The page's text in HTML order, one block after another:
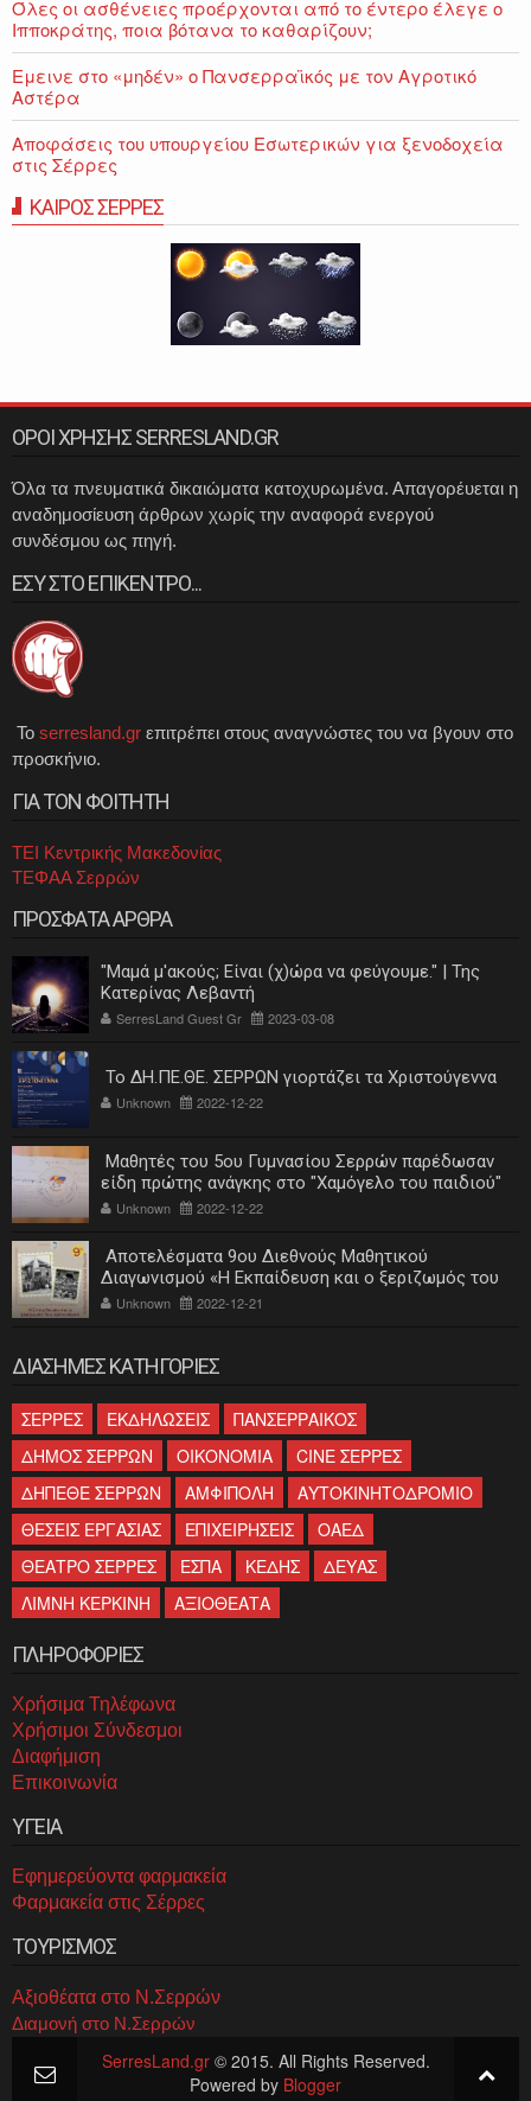
Όλες οι ασθένειες προέρχονται από το έντερο έλεγε ο
Ιπποκράτης, ποια βότανα το καθαρίζουν;
Εμεινε στο «μηδέν» o Πανσερραϊκός με τον Αγροτικό
Αστέρα
Αποφάσεις του υπουργείου Εσωτερικών για ξενοδοχεία
στις Σέρρες
ΚΑΙΡΟΣ ΣΕΡΡΕΣ
ΟΡΟΙ ΧΡΗΣΗΣ SERRESLAND.GR
Όλα τα πνευματικά δικαιώματα κατοχυρωμένα. Απαγορέυεται η
αναδημοσίευση άρθρων χωρίς την αναφορά ενεργού
συνδέσμου ως πηγή.
ΕΣΥ ΣΤΟ ΕΠΙΚΕΝΤΡΟ...
Το serresland.gr επιτρέπει στους αναγνώστες του να βγουν στο
προσκήνιο.
ΓΙΑ ΤΟΝ ΦΟΙΤΗΤΗ
ΤΕΙ Κεντρικής Μακεδονίας
ΤΕΦΑΑ Σερρών
ΠΡΟΣΦΑΤΑ ΑΡΘΡΑ
"Μαμά μ'ακούς; Είναι (χ)ώρα να φεύγουμε." | Της
Κατερίνας Λεβαντή
SerresLand Guest Gr 2023-03-08
Το ΔΗ.ΠΕ.ΘΕ. ΣΕΡΡΩΝ γιορτάζει τα Χριστούγεννα
Unknown 2022-12-22
Μαθητές του 5ου Γυμνασίου Σερρών παρέδωσαν
είδη πρώτης ανάγκης στο "Χαμόγελο του παιδιού"
Unknown 2022-12-22
Αποτελέσματα 9ου Διεθνούς Μαθητικού
Διαγωνισμού «Η Εκπαίδευση και ο ξεριζωμός του
ελληνισμού»
Unknown 2022-12-21
ΔΙΑΣΗΜΕΣ ΚΑΤΗΓΟΡΙΕΣ
ΣΕΡΡΕΣ ΕΚΔΗΛΩΣΕΙΣ
ΠΑΝΣΕΡΡΑΙΚΟΣ
ΔΗΜΟΣ ΣΕΡΡΩΝ
ΟΙΚΟΝΟΜΙΑ
CINE ΣΕΡΡΕΣ
ΔΗΠΕΘΕ ΣΕΡΡΩΝ
ΑΜΦΙΠΟΛΗ
ΑΥΤΟΚΙΝΗΤΟΔΡΟΜΙΟ
ΘΕΣΕΙΣ ΕΡΓΑΣΙΑΣ
ΕΠΙΧΕΙΡΗΣΕΙΣ
ΟΑΕΔ
ΘΕΑΤΡΟ ΣΕΡΡΕΣ
ΕΣΠΑ ΚΕΔΗΣ
ΔΕΥΑΣ
ΛΙΜΝΗ ΚΕΡΚΙΝΗ
ΑΞΙΟΘΕΑΤΑ
ΠΛΗΡΟΦΟΡΙΕΣ
Χρήσιμα Τηλέφωνα
Χρήσιμοι Σύνδεσμοι
Διαφήμιση
Επικοινωνία
ΥΓΕΙΑ
Εφημερεύοντα φαρμακεία
Φαρμακεία στις Σέρρες
ΤΟΥΡΙΣΜΟΣ
Αξιοθέατα στο Ν.Σερρών
Διαμονή στο Ν.Σερρών
SerresLand.gr© 2015. All Rights Reserved.
Powered by Blogger